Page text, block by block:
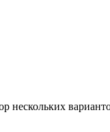
нескольких